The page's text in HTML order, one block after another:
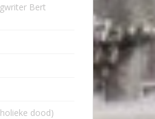
Bert
dood)